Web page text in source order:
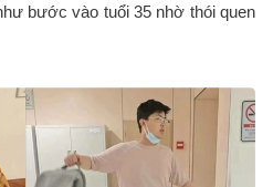
bước vào tuổi 35 nhờ thói quen